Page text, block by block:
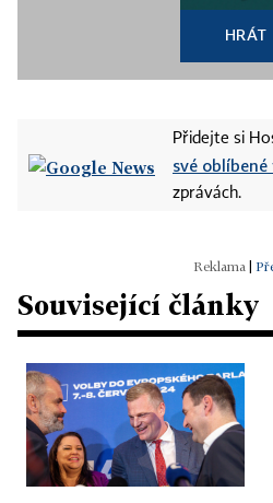
HRÁT
Přidejte si
své
zprávách.
Související články